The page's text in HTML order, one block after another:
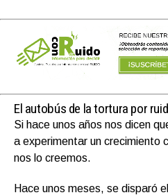
El autobús de la tortura por
Si hace unos años nos dicen
a experimentar un crecimiento
nos lo creemos.
Hace unos meses, se disparó